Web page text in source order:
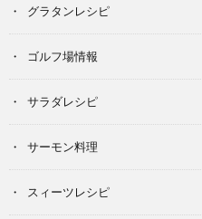
グラタンレシピ
ゴルフ場情報
サラダレシピ
サーモン料理
スィーツレシピ